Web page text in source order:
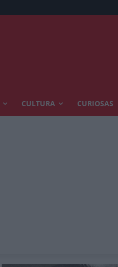
CULTURA CURIOSAS